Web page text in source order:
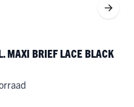
MAXI BRIEF LACE BLACK